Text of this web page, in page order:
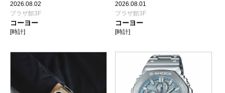
2026.08.02
プラザ館3F
コーヨー
[時計]
2026.08.01
プラザ館3F
コーヨー
[時計]